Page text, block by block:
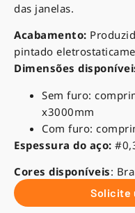
das janelas.
Acabamento:
pintado
Dimensões
Sem furo:
x3000mm
Com furo:
Espessura do aço:
Cores disponíveis:
Solicite